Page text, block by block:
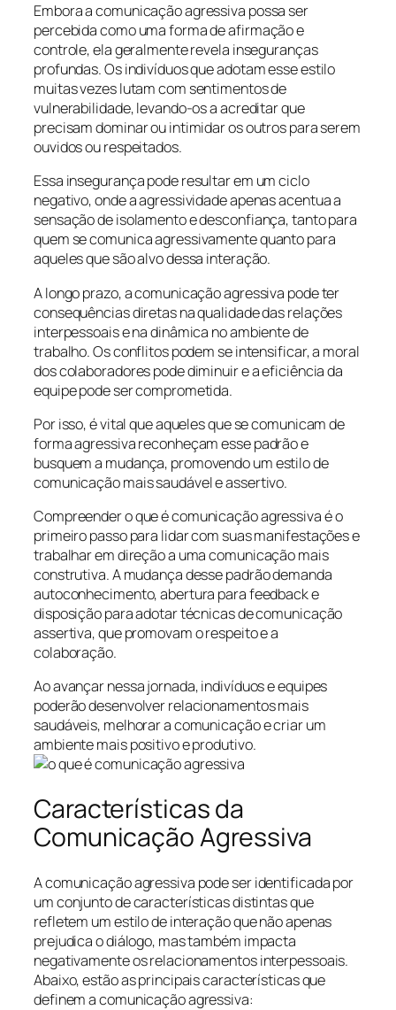
Embora a comunicação agressiva possa ser
percebida como uma forma de afirmação e
controle, ela geralmente revela inseguranças
profundas. Os indivíduos que adotam esse estilo
muitas vezes lutam com sentimentos de
vulnerabilidade, levando-os a acreditar que
precisam dominar ou intimidar os outros para serem
ouvidos ou respeitados.
Essa insegurança pode resultar em um ciclo
negativo, onde a agressividade apenas acentua a
sensação de isolamento e desconfiança, tanto para
quem se comunica agressivamente quanto para
aqueles que são alvo dessa interação.
A longo prazo, a comunicação agressiva pode ter
consequências diretas na qualidade das relações
interpessoais e na dinâmica no ambiente de
trabalho. Os conflitos podem se intensificar, a moral
dos colaboradores pode diminuir e a eficiência da
equipe pode ser comprometida.
Por isso, é vital que aqueles que se comunicam de
forma agressiva reconheçam esse padrão e
busquem a mudança, promovendo um estilo de
comunicação mais saudável e assertivo.
Compreender o que é comunicação agressiva é o
primeiro passo para lidar com suas manifestações e
trabalhar em direção a uma comunicação mais
construtiva. A mudança desse padrão demanda
autoconhecimento, abertura para feedback e
disposição para adotar técnicas de comunicação
assertiva, que promovam o respeito e a
colaboração.
Ao avançar nessa jornada, indivíduos e equipes
poderão desenvolver relacionamentos mais
saudáveis, melhorar a comunicação e criar um
ambiente mais positivo e produtivo.
Características da
Comunicação Agressiva
A comunicação agressiva pode ser identificada por
um conjunto de características distintas que
refletem um estilo de interação que não apenas
prejudica o diálogo, mas também impacta
negativamente os relacionamentos interpessoais.
Abaixo, estão as principais características que
definem a comunicação agressiva: